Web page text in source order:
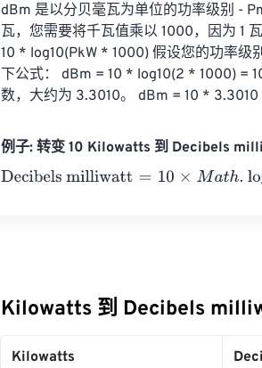
dBm 是以分贝毫瓦为单位的功率级别 -
瓦，您需要将千瓦值乘以 1000，因为 1
10 * log10(PkW * 1000) 假设您的功率级
下公式： dBm = 10 * log10(2 * 1000) =
数，大约为 3.3010。 dBm = 10 *
例子: 转变 10 Kilowatts 到 Decibels
Decibels milliwatt=10 ×M ath .log10(10
Kilowatts 到 Decibels
Kilowatts